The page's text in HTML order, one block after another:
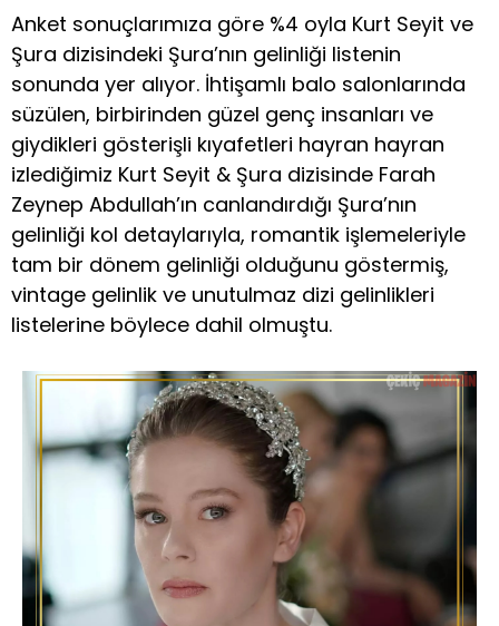
Anket sonuçlarımıza göre %4 oyla Kurt Seyit ve
Şura dizisindeki Şura’nın gelinliği listenin
sonunda yer alıyor. İhtişamlı balo salonlarında
süzülen, birbirinden güzel genç insanları ve
giydikleri gösterişli kıyafetleri hayran hayran
izlediğimiz Kurt Seyit & Şura dizisinde Farah
Zeynep Abdullah’ın canlandırdığı Şura’nın
gelinliği kol detaylarıyla, romantik işlemeleriyle
tam bir dönem gelinliği olduğunu göstermiş,
vintage gelinlik ve unutulmaz dizi gelinlikleri
listelerine böylece dahil olmuştu.